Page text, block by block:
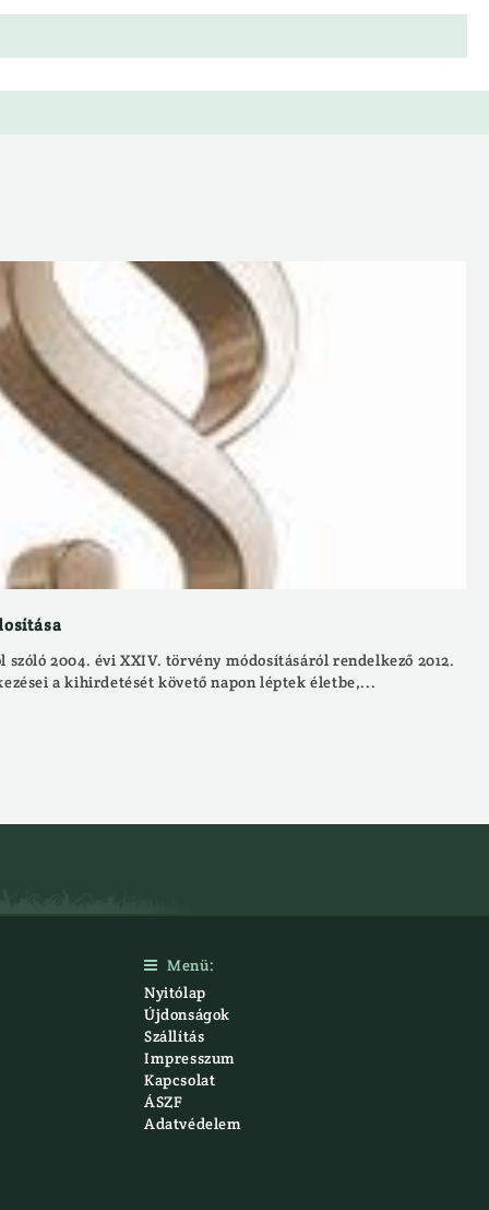
2004. évi XXIV. törvény módosításáról rendelkező 2012.
a kihirdetését követő napon léptek életbe,...

Menü:
Nyitólap
Újdonságok
Szállítás
Impresszum
Kapcsolat
ÁSZF
Adatvédelem